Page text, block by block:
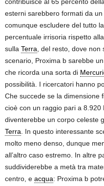
esterni sarebbero formati da
comunque escludere del tutto
percentuale irrisoria rispetto
sulla Terra , del resto, dove
scenario, Proxima b sarebbe
che ricorda una sorta di
possibilità. I ricercatori hanno
Che succede se la dimensione
cioè con un raggio pari a
diventerebbe un corpo celeste
Terra . In questo interessante
molto meno denso, dunque
all’altro caso estremo. In altre
suddividerebbe a metà tra
centro, e acqua: Proxima b